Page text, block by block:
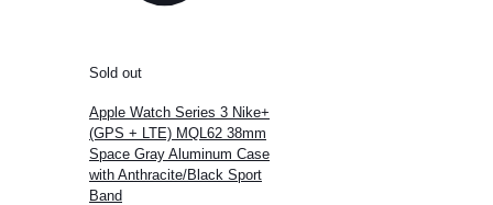
Sold out
Apple Watch Series 3 Nike+
(GPS + LTE) MQL62 38mm
Space Gray Aluminum Case
with Anthracite/Black Sport
Band